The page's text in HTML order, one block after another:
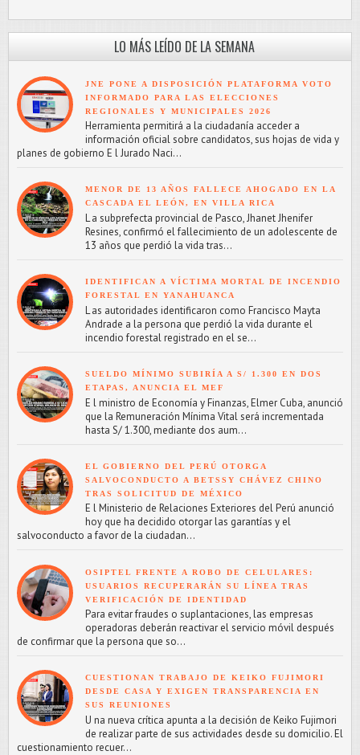
LO MÁS LEÍDO DE LA SEMANA
JNE PONE A DISPOSICIÓN PLATAFORMA VOTO
INFORMADO PARA LAS ELECCIONES
REGIONALES Y MUNICIPALES 2026
Herramienta permitirá a la ciudadanía acceder a
información oficial sobre candidatos, sus hojas de vida y
planes de gobierno E l Jurado Naci...
MENOR DE 13 AÑOS FALLECE AHOGADO EN LA
CASCADA EL LEÓN, EN VILLA RICA
L a subprefecta provincial de Pasco, Jhanet Jhenifer
Resines, confirmó el fallecimiento de un adolescente de
13 años que perdió la vida tras...
IDENTIFICAN A VÍCTIMA MORTAL DE INCENDIO
FORESTAL EN YANAHUANCA
L as autoridades identificaron como Francisco Mayta
Andrade a la persona que perdió la vida durante el
incendio forestal registrado en el se...
SUELDO MÍNIMO SUBIRÍA A S/ 1.300 EN DOS
ETAPAS, ANUNCIA EL MEF
E l ministro de Economía y Finanzas, Elmer Cuba, anunció
que la Remuneración Mínima Vital será incrementada
hasta S/ 1.300, mediante dos aum...
EL GOBIERNO DEL PERÚ OTORGA
SALVOCONDUCTO A BETSSY CHÁVEZ CHINO
TRAS SOLICITUD DE MÉXICO
E l Ministerio de Relaciones Exteriores del Perú anunció
hoy que ha decidido otorgar las garantías y el
salvoconducto a favor de la ciudadan...
OSIPTEL FRENTE A ROBO DE CELULARES:
USUARIOS RECUPERARÁN SU LÍNEA TRAS
VERIFICACIÓN DE IDENTIDAD
Para evitar fraudes o suplantaciones, las empresas
operadoras deberán reactivar el servicio móvil después
de confirmar que la persona que so...
CUESTIONAN TRABAJO DE KEIKO FUJIMORI
DESDE CASA Y EXIGEN TRANSPARENCIA EN
SUS REUNIONES
U na nueva crítica apunta a la decisión de Keiko Fujimori
de realizar parte de sus actividades desde su domicilio. El
cuestionamiento recuer...